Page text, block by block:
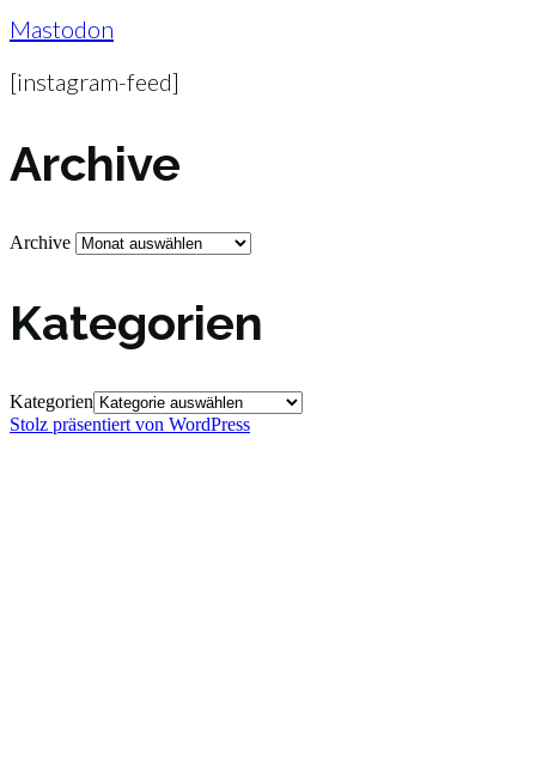
Mastodon
[instagram-feed]
Archive
Archive
Kategorien
Kategorien
Stolz präsentiert von WordPress